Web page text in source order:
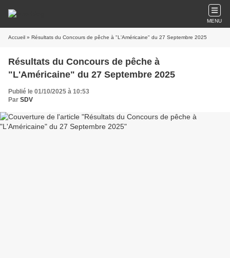
MENU
Accueil » Résultats du Concours de pêche à "L'Américaine" du 27 Septembre 2025
Résultats du Concours de pêche à
"L'Américaine" du 27 Septembre 2025
Publié le 01/10/2025 à 10:53
Par SDV